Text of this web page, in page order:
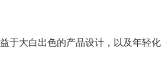
于大白出色的产品设计，以及年轻化